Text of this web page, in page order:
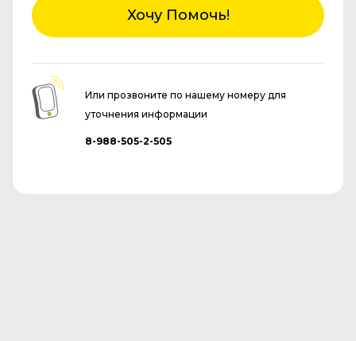
Хочу Помочь!
Или прозвоните по нашему номеру для
уточнения информации
8-988-505-2-505